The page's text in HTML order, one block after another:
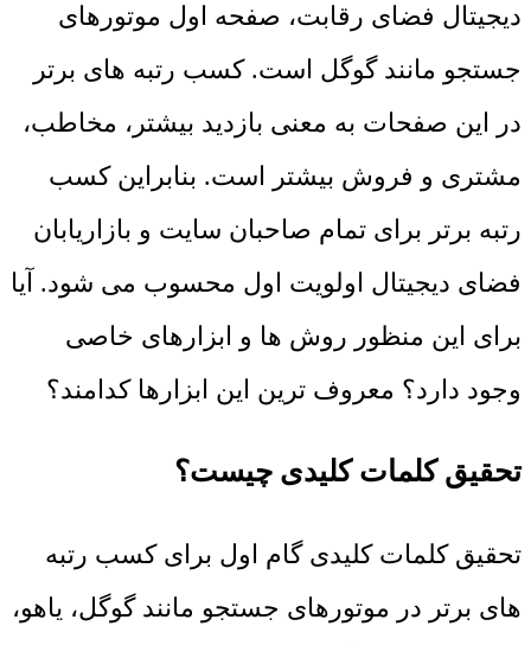
دیجیتال فضای رقابت، صفحه اول موتورهای
جستجو مانند گوگل است. کسب رتبه های برتر
در این صفحات به معنی بازدید بیشتر، مخاطب،
مشتری و فروش بیشتر است. بنابراین کسب
رتبه برتر برای تمام صاحبان سایت و بازاریابان
فضای دیجیتال اولویت اول محسوب می شود. آیا
برای این منظور روش ها و ابزارهای خاصی
وجود دارد؟ معروف ترین این ابزارها کدامند؟
تحقیق کلمات کلیدی چیست؟
تحقیق کلمات کلیدی گام اول برای کسب رتبه
های برتر در موتورهای جستجو مانند گوگل، یاهو،